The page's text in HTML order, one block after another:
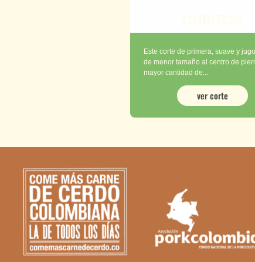
Este corte de primera, suave y
de menor tamaño al centro de
mayor cantidad de...
ver corte